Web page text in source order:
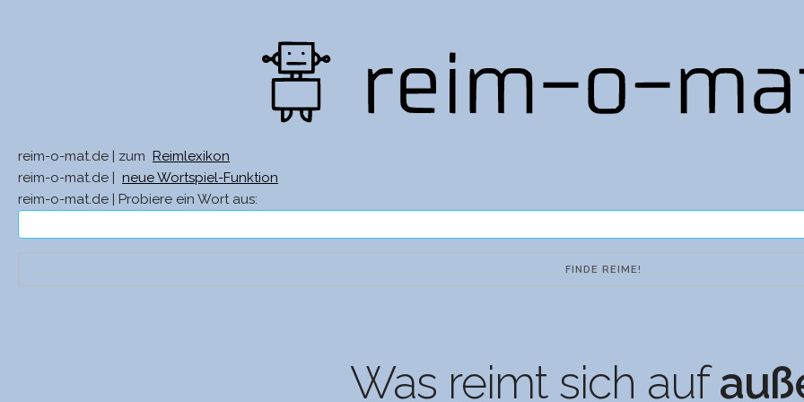
reim-o-mat.de | zum
Reimlexikon
reim-o-mat.de |
neue Wortspiel-Funktion
reim-o-mat.de | Probiere ein Wort aus:
Was reimt sich auf